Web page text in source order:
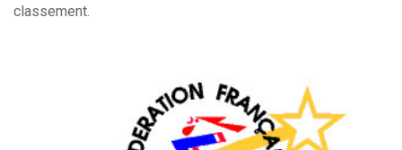
classement.